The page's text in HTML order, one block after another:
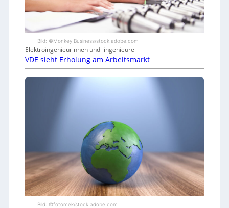
Bild: ©Monkey Business/stock.adobe.com
Elektroingenieurinnen und -ingenieure
VDE sieht Erholung am Arbeitsmarkt
Bild: ©fotomek/stock.adobe.com